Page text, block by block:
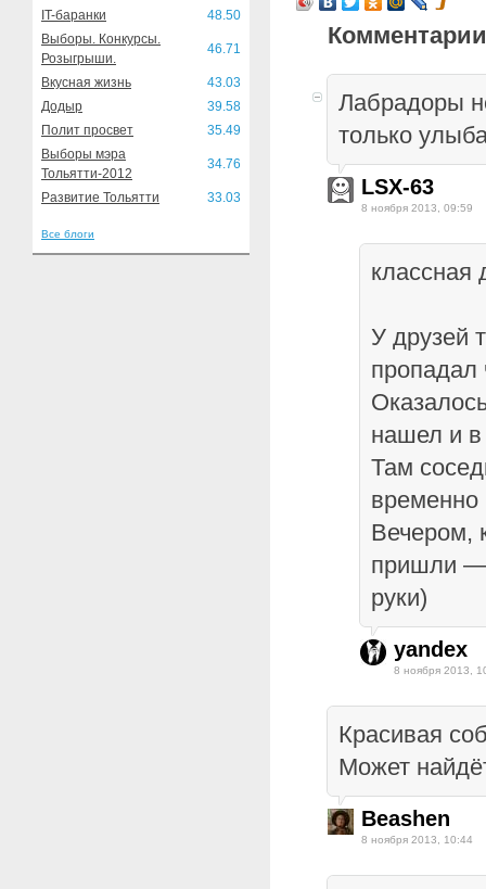
IT-баранки
48.50
Выборы. Конкурсы.
Розыгрыши.
46.71
Вкусная жизнь
43.03
Додыр
39.58
Полит просвет
35.49
Выборы мэра
Тольятти-2012
34.76
Развитие Тольятти 33.03
Все блоги
Лабрадоры
только
LSX-63
8 ноября 2013, 09:59
классная
У друзей
нашел и в
Там
временно
Вечером,
пришли —
руки)
yandex
8 ноября 2013,
Красивая
Может
Beashen
8 ноября 2013, 10:44